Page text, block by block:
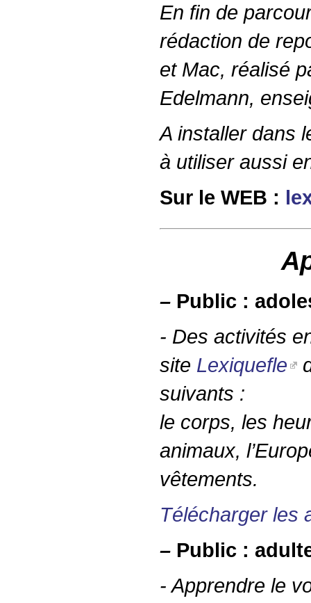
En fin de
rédaction de
et Mac, réalisé
Edelmann,
A installer dans
à utiliser aussi
Sur le WEB :
– Public :
- Des activités
site Lexiquefle
suivants :
le corps, les
animaux,
vêtements.
Télécharger les
– Public :
- Apprendre le